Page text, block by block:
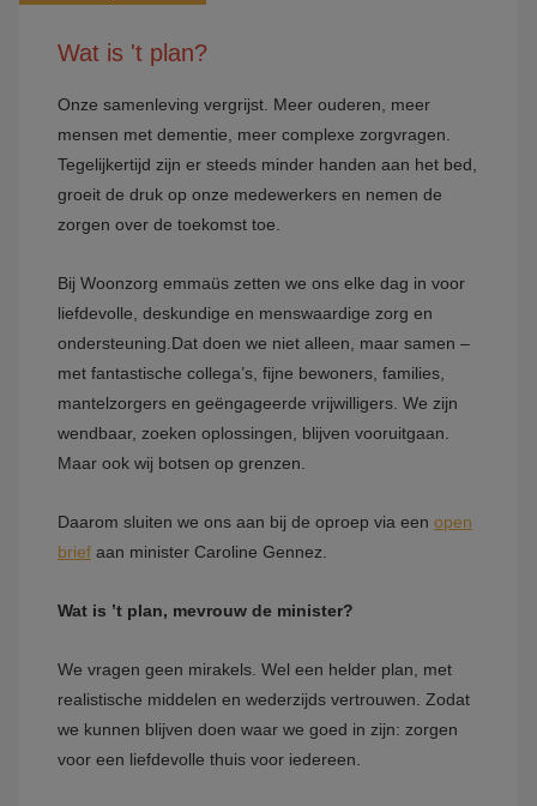
Wat is 't plan?
Onze samenleving vergrijst. Meer ouderen, meer
mensen met dementie, meer complexe zorgvragen.
Tegelijkertijd zijn er steeds minder handen aan het bed,
groeit de druk op onze medewerkers en nemen de
zorgen over de toekomst toe.
Bij Woonzorg emmaüs zetten we ons elke dag in voor
liefdevolle, deskundige en menswaardige zorg en
ondersteuning.Dat doen we niet alleen, maar samen –
met fantastische collega’s, fijne bewoners, families,
mantelzorgers en geëngageerde vrijwilligers. We zijn
wendbaar, zoeken oplossingen, blijven vooruitgaan.
Maar ook wij botsen op grenzen.
Daarom sluiten we ons aan bij de oproep via een open
brief aan minister Caroline Gennez.
Wat is ’t plan, mevrouw de minister?
We vragen geen mirakels. Wel een helder plan, met
realistische middelen en wederzijds vertrouwen. Zodat
we kunnen blijven doen waar we goed in zijn: zorgen
voor een liefdevolle thuis voor iedereen.